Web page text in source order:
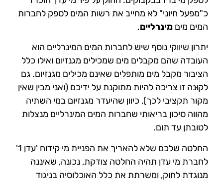
כ"מפעל חיוני" לא מחייב את רשות המים לספק לחברות
המים מים מינרליים.
יתרון שיווקי נוסף שיש לחברות המים המינרליים הוא
העובדה שהם מקבלים מים שמכילים מגנזיום ואילו כלל
הציבור מקבל מים מותפלים שאינם מכילים מגנזיום. גם
לקוּנה זו צריכה להיות מתוקנת על ידיכם (ואני מבין שאין
מקור תקציבי לכך), כיוון שהיעדר מגנזיום במי השתיה
מהווה סיכון בריאותי שחברות המים המינרליים מנצלות
לטובתן עד תום.
החלטה שלכם שלא להאריך את הפניית מי קידוח 'עדן 1'
לחברת מי עדן תהיה החלטה צודקת, נכונה, שאיננה
מנוגדת לחוק, ומשרתת את כלל האוכלוסיה בניגוד